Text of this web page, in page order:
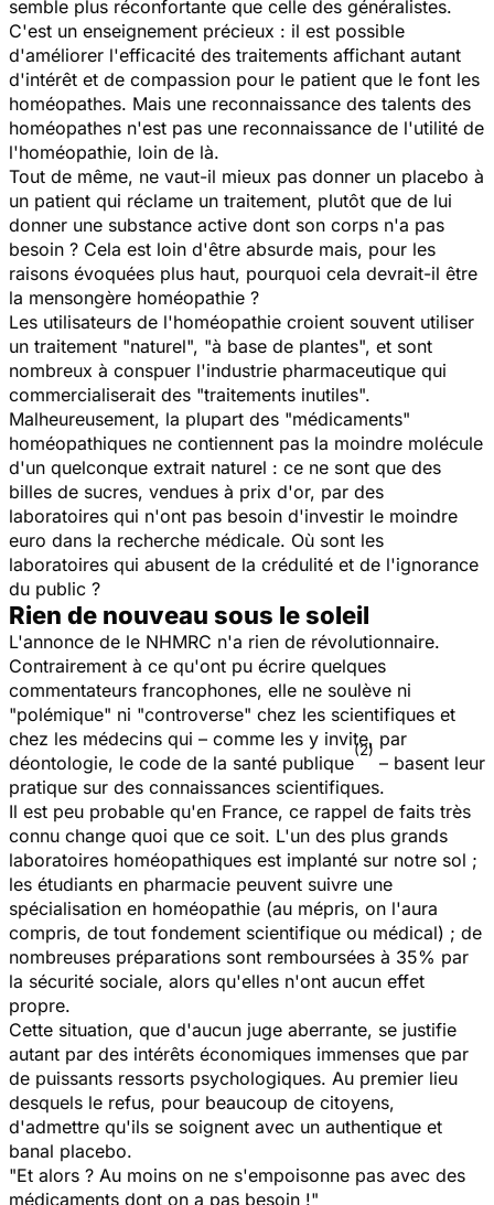
semble plus réconfortante que celle des généralistes.
C'est un enseignement précieux : il est possible
d'améliorer l'efficacité des traitements affichant autant
d'intérêt et de compassion pour le patient que le font les
homéopathes. Mais une reconnaissance des talents des
homéopathes n'est pas une reconnaissance de l'utilité de
l'homéopathie, loin de là.
Tout de même, ne vaut-il mieux pas donner un placebo à
un patient qui réclame un traitement, plutôt que de lui
donner une substance active dont son corps n'a pas
besoin ? Cela est loin d'être absurde mais, pour les
raisons évoquées plus haut, pourquoi cela devrait-il être
la mensongère homéopathie ?
Les utilisateurs de l'homéopathie croient souvent utiliser
un traitement "naturel", "à base de plantes", et sont
nombreux à conspuer l'industrie pharmaceutique qui
commercialiserait des "traitements inutiles".
Malheureusement, la plupart des "médicaments"
homéopathiques ne contiennent pas la moindre molécule
d'un quelconque extrait naturel : ce ne sont que des
billes de sucres, vendues à prix d'or, par des
laboratoires qui n'ont pas besoin d'investir le moindre
euro dans la recherche médicale. Où sont les
laboratoires qui abusent de la crédulité et de l'ignorance
du public ?
Rien de nouveau sous le soleil
L'annonce de le NHMRC n'a rien de révolutionnaire.
Contrairement à ce qu'ont pu écrire quelques
commentateurs francophones, elle ne soulève ni
"polémique" ni "controverse" chez les scientifiques et
chez les médecins qui – comme les y invite, par
déontologie, le code de la santé publique
(2)
– basent leur
pratique sur des connaissances scientifiques.
Il est peu probable qu'en France, ce rappel de faits très
connu change quoi que ce soit. L'un des plus grands
laboratoires homéopathiques est implanté sur notre sol ;
les étudiants en pharmacie peuvent suivre une
spécialisation en homéopathie (au mépris, on l'aura
compris, de tout fondement scientifique ou médical) ; de
nombreuses préparations sont remboursées à 35% par
la sécurité sociale, alors qu'elles n'ont aucun effet
propre.
Cette situation, que d'aucun juge aberrante, se justifie
autant par des intérêts économiques immenses que par
de puissants ressorts psychologiques. Au premier lieu
desquels le refus, pour beaucoup de citoyens,
d'admettre qu'ils se soignent avec un authentique et
banal placebo.
"Et alors ? Au moins on ne s'empoisonne pas avec des
médicaments dont on a pas besoin !"